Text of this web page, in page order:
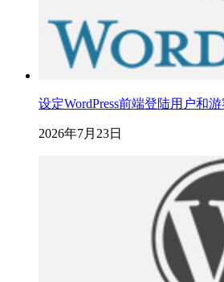
设定WordPress前端登陆用户和
2026年7月23日